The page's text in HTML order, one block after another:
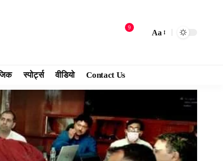
9
Aa
स्पोर्ट्स वीडियो Contact Us